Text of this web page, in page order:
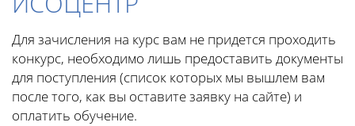
Для зачисления на курс вам не придется проходить
конкурс, необходимо лишь предоставить документы
для поступления (список которых мы вышлем вам
после того, как вы оставите заявку на сайте) и
оплатить обучение.